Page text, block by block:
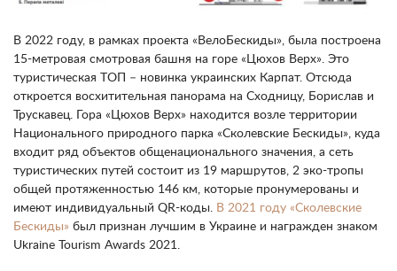
В 2022 году, в рамках проекта «ВелоБескиды», была построена
15-метровая смотровая башня на горе «Цюхов Верх». Это
туристическая ТОП – новинка украинских Карпат. Отсюда
откроется восхитительная панорама на Сходницу, Борислав и
Трускавец. Гора «Цюхов Верх» находится возле территории
Национального природного парка «Сколевские Бескиды», куда
входит ряд объектов общенационального значения, а сеть
туристических путей состоит из 19 маршрутов, 2 эко-тропы
общей протяженностью 146 км, которые пронумерованы и
имеют индивидуальный QR-коды. В 2021 году «Сколевские
Бескиды» был признан лучшим в Украине и награжден знаком
Ukraine Tourism Awards 2021.